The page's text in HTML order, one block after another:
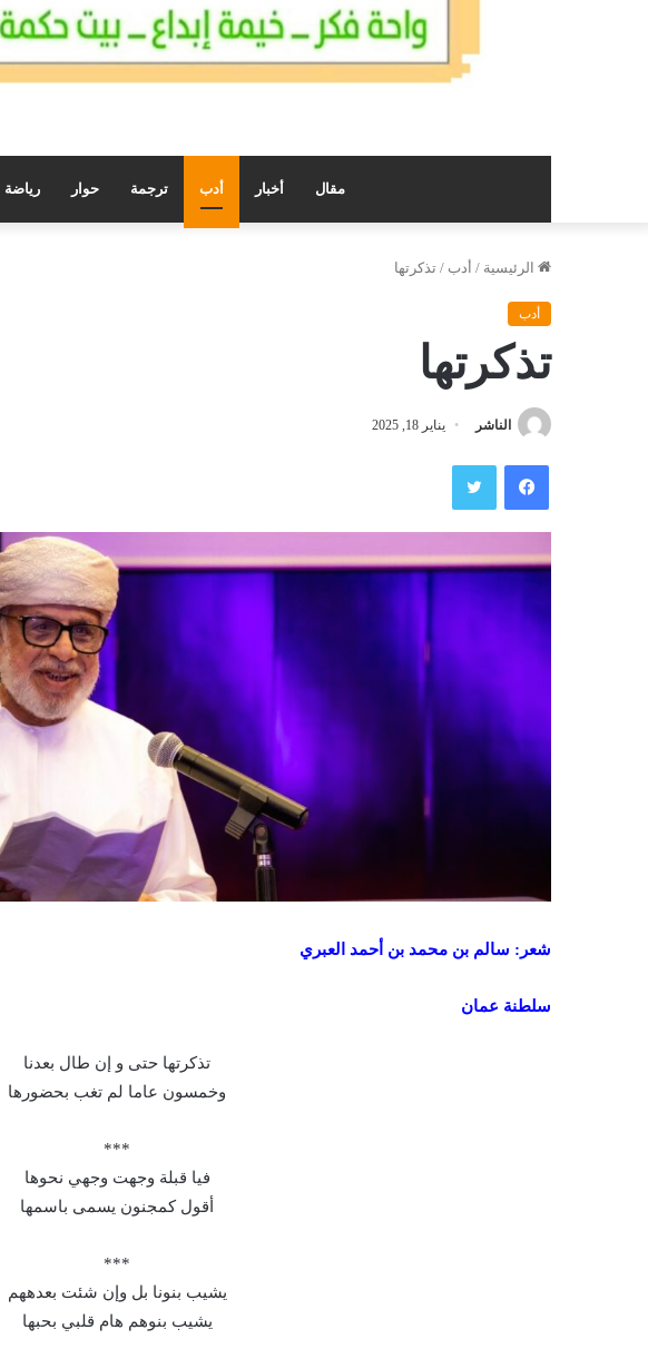
مقال أخبار أدب ترجمة حوار رياضة
الرئيسية / أدب / تذكرتها
أدب
تذكرتها
الناشر يناير 18, 2025
فيسبوك تويتر
شعر: سالم بن محمد بن أحمد العبري
سلطنة عمان
تذكرتها حتى و إن طال بعدنا
وخمسون عاما لم تغب بحضورها
***
فيا قبلة وجهت وجهي نحوها
أقول كمجنون يسمى باسمها
***
يشيب بنونا بل وإن شئت بعدههم
يشيب بنوهم هام قلبي بحبها